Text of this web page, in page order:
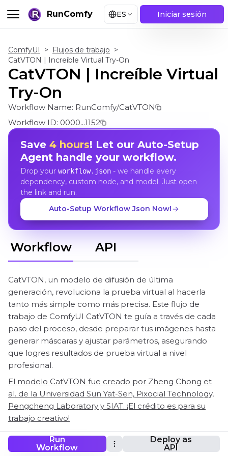
RunComfy ES Iniciar sesión
Run
Workflow
Deploy as
API
ComfyUI > Flujos de trabajo >
CatVTON | Increíble Virtual Try-On
CatVTON | Increíble Virtual
Try-On
Workflow Name: RunComfy/CatVTON
Workflow ID: 0000...1152
Save 4 hours! Let our Auto-Setup
Agent handle your workflow.
Drop your workflow.json- we handle every
dependency, custom node, and model. Just open
the link and run.
Auto-Setup Workflow Json Now!
Workflow API
CatVTON, un modelo de difusión de última
generación, revoluciona la prueba virtual al hacerla
tanto más simple como más precisa. Este flujo de
trabajo de ComfyUI CatVTON te guía a través de cada
paso del proceso, desde preparar tus imágenes hasta
generar máscaras y ajustar parámetros, asegurando
que logres resultados de prueba virtual a nivel
profesional.
El modelo CatVTON fue creado por Zheng Chong et
al. de la Universidad Sun Yat-Sen, Pixocial Technology,
Pengcheng Laboratory y SIAT. ¡El crédito es para su
trabajo creativo!
ComfyUI CatVTON Flujo de trabajo